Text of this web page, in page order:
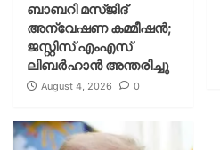
ബാബറി മസ്ജിദ്
അന്വേഷണ കമ്മീഷന്‍;
ജസ്റ്റിസ് എംഎസ്
ലിബര്‍ഹാന്‍ അന്തരിച്ചു
August 4, 2026 0